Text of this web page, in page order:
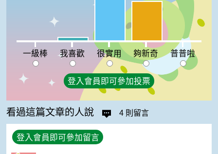
一級棒:0% 我喜歡:4%
夠新奇:42%
普普啦:0%
一級棒 我喜歡 很實用 夠新奇 普普啦
登入會員即可參加投票
看過這篇文章的人說 4 則留言
登入會員即可參加留言